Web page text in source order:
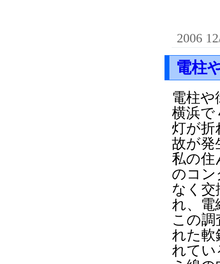
2006
電柱
電柱や
横浜で
灯が折
故が発
私の住
のコン
なく交
れ、電
この
れた軟
れてい